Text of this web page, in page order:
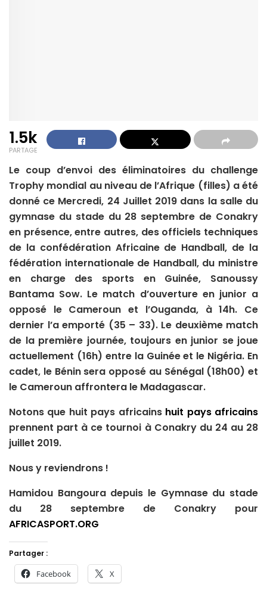
1.5k
PARTAGE
Le coup d’envoi des éliminatoires du challenge
Trophy mondial au niveau de l’Afrique (filles) a été
donné ce Mercredi, 24 Juillet 2019 dans la salle du
gymnase du stade du 28 septembre de Conakry
en présence, entre autres, des officiels techniques
de la confédération Africaine de Handball, de la
fédération internationale de Handball, du ministre
en charge des sports en Guinée, Sanoussy
Bantama Sow. Le match d’ouverture en junior a
opposé le Cameroun et l’Ouganda, à 14h. Ce
dernier l’a emporté (35 – 33). Le deuxième match
de la première journée, toujours en junior se joue
actuellement (16h) entre la Guinée et le Nigéria. En
cadet, le Bénin sera opposé au Sénégal (18h00) et
le Cameroun affrontera le Madagascar.
Notons que huit pays africains huit pays africains
prennent part à ce tournoi à Conakry du 24 au 28
juillet 2019.
Nous y reviendrons !
Hamidou Bangoura depuis le Gymnase du stade
du 28 septembre de Conakry pour
AFRICASPORT.ORG
Partager :
Facebook X